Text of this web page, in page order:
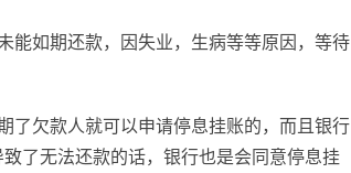
能如期还款，因失业，生病等等原因，等待
了欠款人就可以申请停息挂账的，而且银行
了无法还款的话，银行也是会同意停息挂